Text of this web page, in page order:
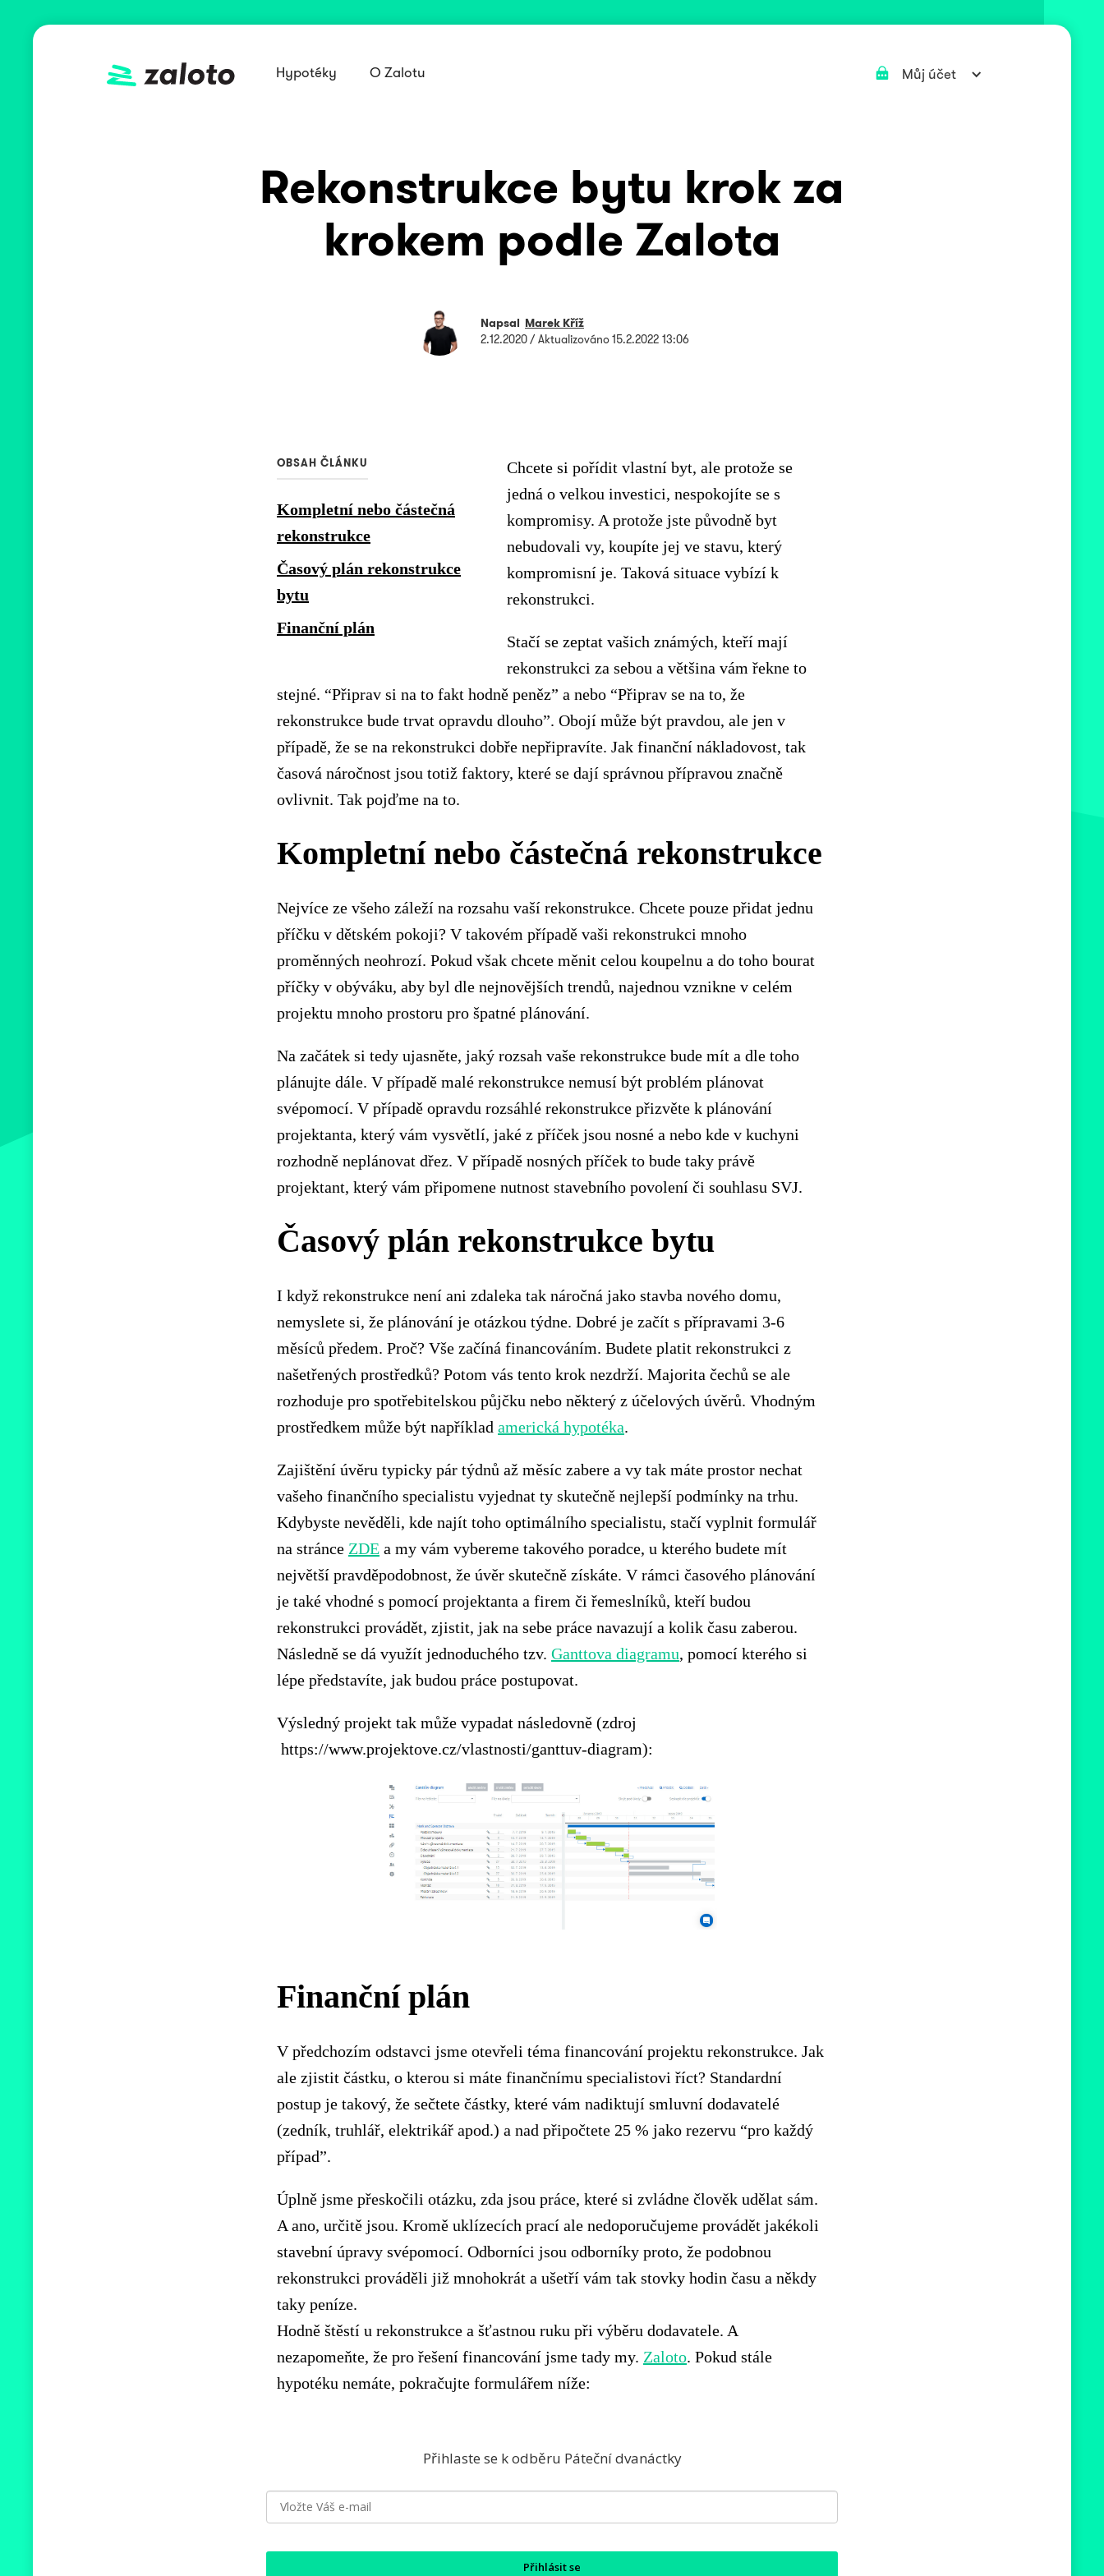
Hypotéky O Zalotu Můj účet
Rekonstrukce bytu krok za
krokem podle Zalota
Napsal Marek Kříž
2.12.2020/ Aktualizováno15.2.2022 13:06
OBSAH ČLÁNKU
Kompletní nebo částečná
rekonstrukce
Časový plán rekonstrukce
bytu
Finanční plán
Chcete si pořídit vlastní byt, ale protože se
jedná o velkou investici, nespokojíte se s
kompromisy. A protože jste původně byt
nebudovali vy, koupíte jej ve stavu, který
kompromisní je. Taková situace vybízí k
rekonstrukci.
Stačí se zeptat vašich známých, kteří mají
rekonstrukci za sebou a většina vám řekne to
stejné. “Připrav si na to fakt hodně peněz” a nebo “Připrav se na to, že
rekonstrukce bude trvat opravdu dlouho”. Obojí může být pravdou, ale jen v
případě, že se na rekonstrukci dobře nepřipravíte. Jak finanční nákladovost, tak
časová náročnost jsou totiž faktory, které se dají správnou přípravou značně
ovlivnit. Tak pojďme na to.
Kompletní nebo částečná rekonstrukce
Nejvíce ze všeho záleží na rozsahu vaší rekonstrukce. Chcete pouze přidat jednu
příčku v dětském pokoji? V takovém případě vaši rekonstrukci mnoho
proměnných neohrozí. Pokud však chcete měnit celou koupelnu a do toho bourat
příčky v obýváku, aby byl dle nejnovějších trendů, najednou vznikne v celém
projektu mnoho prostoru pro špatné plánování.
Na začátek si tedy ujasněte, jaký rozsah vaše rekonstrukce bude mít a dle toho
plánujte dále. V případě malé rekonstrukce nemusí být problém plánovat
svépomocí. V případě opravdu rozsáhlé rekonstrukce přizvěte k plánování
projektanta, který vám vysvětlí, jaké z příček jsou nosné a nebo kde v kuchyni
rozhodně neplánovat dřez. V případě nosných příček to bude taky právě
projektant, který vám připomene nutnost stavebního povolení či souhlasu SVJ.
Časový plán rekonstrukce bytu
I když rekonstrukce není ani zdaleka tak náročná jako stavba nového domu,
nemyslete si, že plánování je otázkou týdne. Dobré je začít s přípravami 3-6
měsíců předem. Proč? Vše začíná financováním. Budete platit rekonstrukci z
našetřených prostředků? Potom vás tento krok nezdrží. Majorita čechů se ale
rozhoduje pro spotřebitelskou půjčku nebo některý z účelových úvěrů. Vhodným
prostředkem může být například americká hypotéka.
Zajištění úvěru typicky pár týdnů až měsíc zabere a vy tak máte prostor nechat
vašeho finančního specialistu vyjednat ty skutečně nejlepší podmínky na trhu.
Kdybyste nevěděli, kde najít toho optimálního specialistu, stačí vyplnit formulář
na stránce ZDE a my vám vybereme takového poradce, u kterého budete mít
největší pravděpodobnost, že úvěr skutečně získáte. V rámci časového plánování
je také vhodné s pomocí projektanta a firem či řemeslníků, kteří budou
rekonstrukci provádět, zjistit, jak na sebe práce navazují a kolik času zaberou.
Následně se dá využít jednoduchého tzv. Ganttova diagramu, pomocí kterého si
lépe představíte, jak budou práce postupovat.
Výsledný projekt tak může vypadat následovně (zdroj
https://www.projektove.cz/vlastnosti/ganttuv-diagram):
Finanční plán
V předchozím odstavci jsme otevřeli téma financování projektu rekonstrukce. Jak
ale zjistit částku, o kterou si máte finančnímu specialistovi říct? Standardní
postup je takový, že sečtete částky, které vám nadiktují smluvní dodavatelé
(zedník, truhlář, elektrikář apod.) a nad připočtete 25 % jako rezervu “pro každý
případ”.
Úplně jsme přeskočili otázku, zda jsou práce, které si zvládne člověk udělat sám.
A ano, určitě jsou. Kromě uklízecích prací ale nedoporučujeme provádět jakékoli
stavební úpravy svépomocí. Odborníci jsou odborníky proto, že podobnou
rekonstrukci prováděli již mnohokrát a ušetří vám tak stovky hodin času a někdy
taky peníze.
Hodně štěstí u rekonstrukce a šťastnou ruku při výběru dodavatele. A
nezapomeňte, že pro řešení financování jsme tady my. Zaloto. Pokud stále
hypotéku nemáte, pokračujte formulářem níže:
Přihlaste se k odběru Páteční dvanáctky
Přihlásit se